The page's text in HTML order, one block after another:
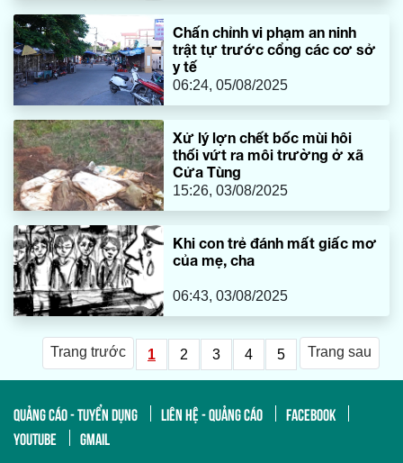
Chấn chỉnh vi phạm an ninh
trật tự trước cổng các cơ sở
y tế
06:24, 05/08/2025
Xử lý lợn chết bốc mùi hôi
thối vứt ra môi trường ở xã
Cửa Tùng
15:26, 03/08/2025
Khi con trẻ đánh mất giấc mơ
của mẹ, cha
06:43, 03/08/2025
Trang trước 1 2 3 4 5 Trang sau
QUẢNG CÁO - TUYỂN DỤNG LIÊN HỆ - QUẢNG CÁO
FACEBOOK
YOUTUBE
GMAIL